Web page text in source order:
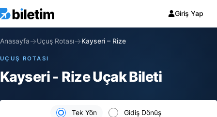
Giriş Yap
Anasayfa→Uçuş Rotası→Kayseri – Rize
UÇUŞ ROTASI
Kayseri - Rize Uçak Bileti
Tek Yön Gidiş Dönüş